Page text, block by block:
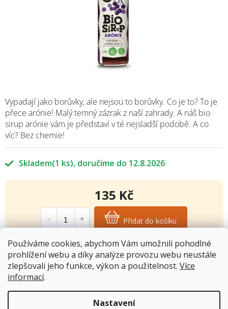
Používáme cookies, abychom Vám umožnili pohodlné
prohlížení webu a díky analýze provozu webu neustále
zlepšovali jeho funkce, výkon a použitelnost. Více
informací.
Nastavení
Skladem(1 ks) 12.8.2026
Vypadají jako borůvky, ale nejsou to borůvky. Co je to? To je
přece arónie! Malý temný zázrak z naší zahrady. A náš bio
sirup arónie vám je představí v té nejsladší podobě. A co
víc? Bez chemie!
Kód produktu:
7742
Kategorie:
KOLDOKOL
Hmotnost:
135 Kč
Měrná
cena:
Přidat do košíku